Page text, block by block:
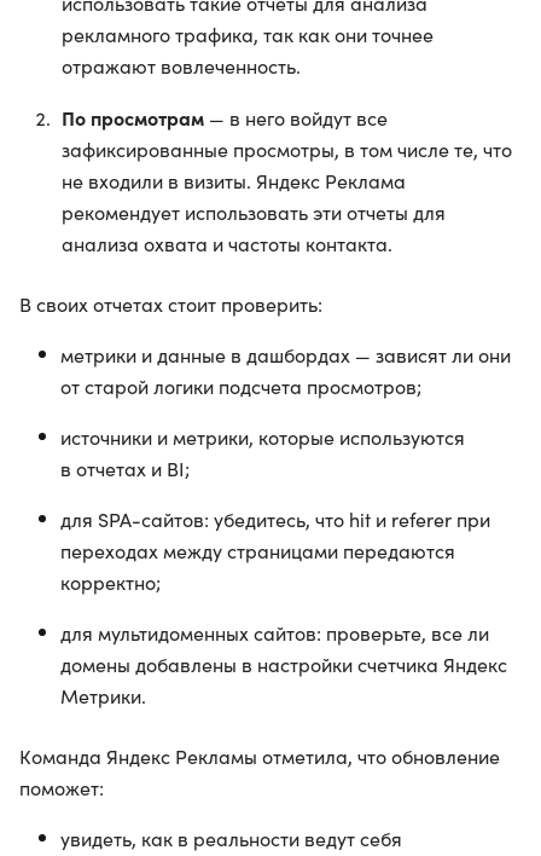
рекламного трафика, так как они точнее
отражают вовлеченность.
По просмотрам — в него войдут все
зафиксированные просмотры, в том числе те, что
не входили в визиты. Яндекс Реклама
рекомендует использовать эти отчеты для
анализа охвата и частоты контакта.
В своих отчетах стоит проверить:
метрики и данные в дашбордах — зависят ли они
от старой логики подсчета просмотров;
источники и метрики, которые используются
в отчетах и BI;
для SPA-сайтов: убедитесь, что hit и referer при
переходах между страницами передаются
корректно;
для мультидоменных сайтов: проверьте, все ли
домены добавлены в настройки счетчика Яндекс
Метрики.
Команда Яндекс Рекламы отметила, что обновление
поможет:
увидеть, как в реальности ведут себя